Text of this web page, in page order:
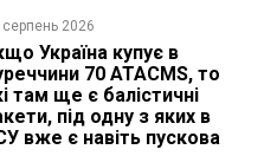
серпень 2026
Україна купує в
70 ATACMS, то
там ще є балістичні
під одну з яких в
вже є навіть пускова